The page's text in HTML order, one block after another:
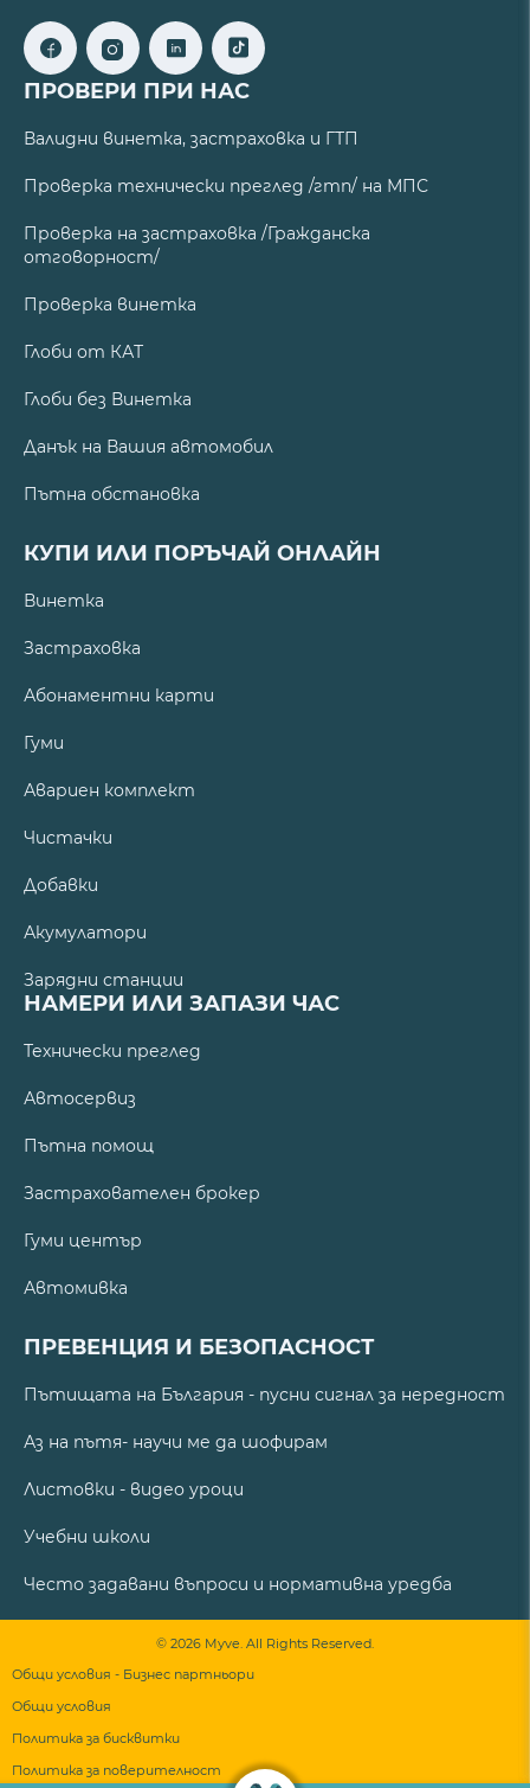
ПРОВЕРИ ПРИ НАС
Валидни винетка, застраховка и ГТП
Проверка технически преглед /гтп/ на МПС
Проверка на застраховка /Гражданска
отговорност/
Проверка винетка
Глоби от КАТ
Глоби без Винетка
Данък на Вашия автомобил
Пътна обстановка
КУПИ ИЛИ ПОРЪЧАЙ ОНЛАЙН
Винетка
Застраховка
Абонаментни карти
Гуми
Авариен комплект
Чистачки
Добавки
Акумулатори
Зарядни станции
НАМЕРИ ИЛИ ЗАПАЗИ ЧАС
Технически преглед
Автосервиз
Пътна помощ
Застрахователен брокер
Гуми център
Автомивка
ПРЕВЕНЦИЯ И БЕЗОПАСНОСТ
Пътищата на България - пусни сигнал за нередност
Аз на пътя- научи ме да шофирам
Листовки - видео уроци
Учебни школи
Често задавани въпроси и нормативна уредба
© 2026 Myve. All Rights Reserved.
Общи условия - Бизнес партньори
Общи условия
Политика за бисквитки
Политика за поверителност